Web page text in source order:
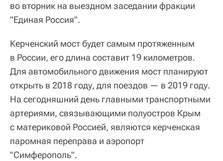
во вторник на выездном заседании фракции
"Единая Россия".
Керченский мост будет самым протяженным
в России, его длина составит 19 километров.
Для автомобильного движения мост планируют
открыть в 2018 году, для поездов — в 2019 году.
На сегодняшний день главными транспортными
артериями, связывающими полуостров Крым
с материковой Россией, являются керченская
паромная переправа и аэропорт
"Симферополь".